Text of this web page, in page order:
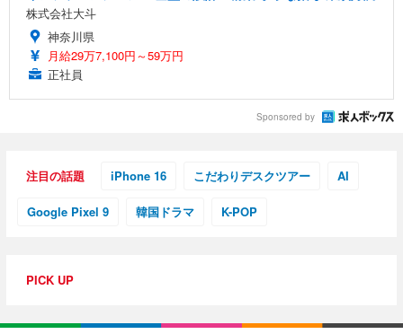
株式会社大斗
神奈川県
月給29万7,100円～59万円
正社員
Sponsored by
注目の話題 iPhone 16 こだわりデスクツアー AI
Google Pixel 9 韓国ドラマ K-POP
PICK UP